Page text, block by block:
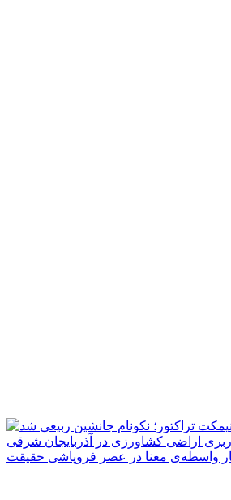
اراضی کشاورزی در آذربایجان شرقی
واسطه‌ی معنا در عصر فروپاشی حقیقت